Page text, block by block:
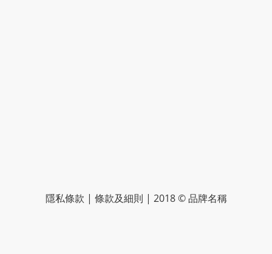
隱私條款 | 條款及細則 | 2018 © 品牌名稱